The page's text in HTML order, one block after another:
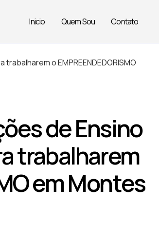
Inicio Quem Sou Contato
de Ensino
trabalharem
em Montes